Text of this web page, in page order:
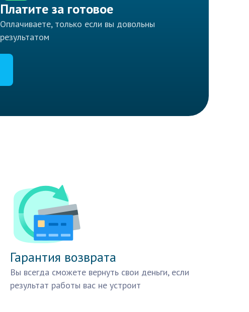
Платите за готовое
Оплачиваете, только если вы довольны
результатом
Гарантия возврата
Вы всегда сможете вернуть свои деньги, если
результат работы вас не устроит